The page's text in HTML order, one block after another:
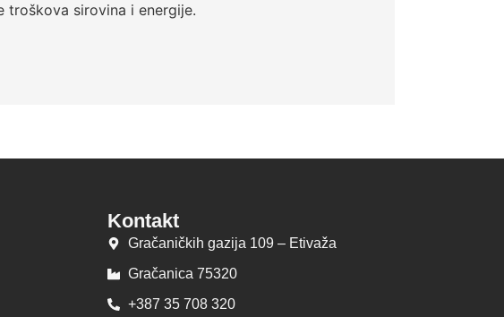
troškova sirovina i energije.
Kontakt
Gračaničkih gazija 109 – Etivaža
Gračanica 75320
+387 35 708 320